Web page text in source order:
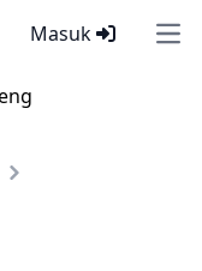
Masuk